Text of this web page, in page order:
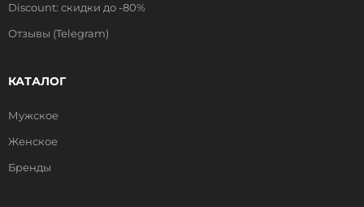
Discount: скидки до -80%
Отзывы (Telegram)
КАТАЛОГ
Мужское
Женское
Бренды